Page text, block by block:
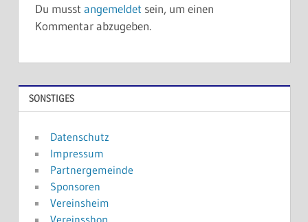
Du musst angemeldet sein, um einen
Kommentar abzugeben.
SONSTIGES
Datenschutz
Impressum
Partnergemeinde
Sponsoren
Vereinsheim
Vereinsshop